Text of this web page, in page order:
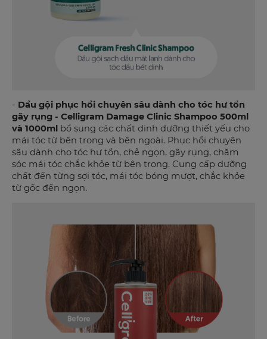
- Dầu gội phục hồi chuyên sâu dành cho tóc hư tổn
gãy rụng - Celligram Damage Clinic Shampoo 500ml
và 1000ml bổ sung các chất dinh dưỡng thiết yếu cho
mái tóc từ bên trong và bên ngoài. Phục hồi chuyên
sâu dành cho tóc hư tổn, chẻ ngọn, gãy rụng, chăm
sóc mái tóc chắc khỏe từ bên trong. Cung cấp dưỡng
chất đến từng sợi tóc, mái tóc bóng mượt, chắc khỏe
từ gốc đến ngọn.